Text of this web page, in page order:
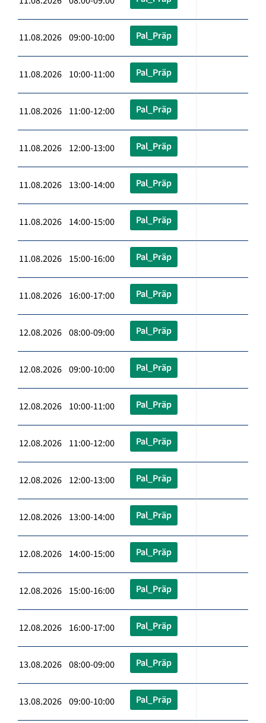
11.08.2026 09:00-10:00 Pal_Präp
11.08.2026 10:00-11:00 Pal_Präp
11.08.2026 11:00-12:00 Pal_Präp
11.08.2026 12:00-13:00 Pal_Präp
11.08.2026 13:00-14:00 Pal_Präp
11.08.2026 14:00-15:00 Pal_Präp
11.08.2026 15:00-16:00 Pal_Präp
11.08.2026 16:00-17:00 Pal_Präp
12.08.2026 08:00-09:00 Pal_Präp
12.08.2026 09:00-10:00 Pal_Präp
12.08.2026 10:00-11:00 Pal_Präp
12.08.2026 11:00-12:00 Pal_Präp
12.08.2026 12:00-13:00 Pal_Präp
12.08.2026 13:00-14:00 Pal_Präp
12.08.2026 14:00-15:00 Pal_Präp
12.08.2026 15:00-16:00 Pal_Präp
12.08.2026 16:00-17:00 Pal_Präp
13.08.2026 08:00-09:00 Pal_Präp
13.08.2026 09:00-10:00 Pal_Präp